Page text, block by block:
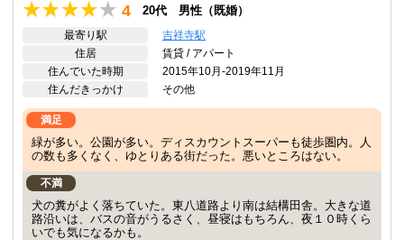
4 20代 男性（既婚）
最寄り駅
吉祥寺駅
住居
賃貸 / アパート
住んでいた時期
2015年10月-2019年11月
住んだきっかけ
その他
満足
緑が多い。公園が多い。ディスカウントスーパーも徒歩圏内。人
の数も多くなく、ゆとりある街だった。悪いところはない。
不満
犬の糞がよく落ちていた。東八道路より南は結構田舎。大きな道
路沿いは、バスの音がうるさく、昼寝はもちろん、夜１０時くら
いでも気になるかも。